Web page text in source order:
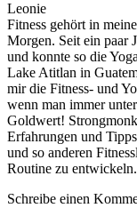
Leonie
Fitness gehört in
Morgen. Seit ein paar
und konnte so die
Lake Atitlan in
mir die Fitness- und
wenn man immer
Goldwert!
Erfahrungen und
und so anderen
Routine zu entwickeln.
Schreibe einen